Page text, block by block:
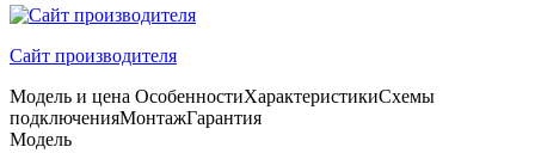
Сайт производителя
Модель и цена ОсобенностиХарактеристикиСхемы
подключенияМонтажГарантия
Модель